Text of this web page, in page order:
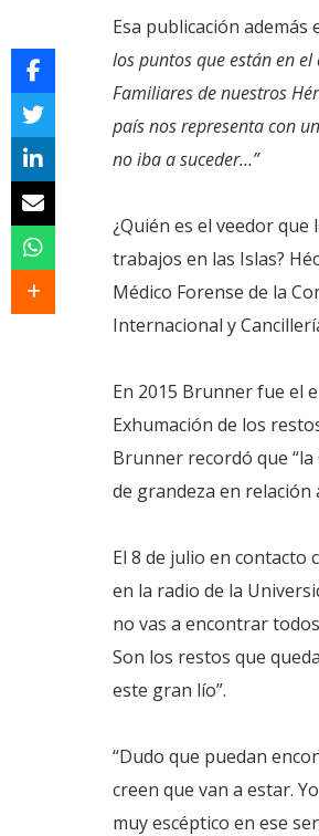
Esa publicación
los puntos que están en
Familiares de nuestros
país nos representa con
no iba a suceder…”
¿Quién es el veedor
trabajos en las Islas?
Médico Forense de la
Internacional y
En 2015 Brunner fue el
Exhumación de los
Brunner recordó que
de grandeza en relación
El 8 de julio en contacto
en la radio de la
no vas a encontrar
Son los restos que
este gran lío”.
“Dudo que puedan
creen que van a estar.
muy escéptico en ese